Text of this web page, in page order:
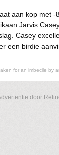
aan kop met
Jarvis
Casey
een birdie
for an imbecile by
door